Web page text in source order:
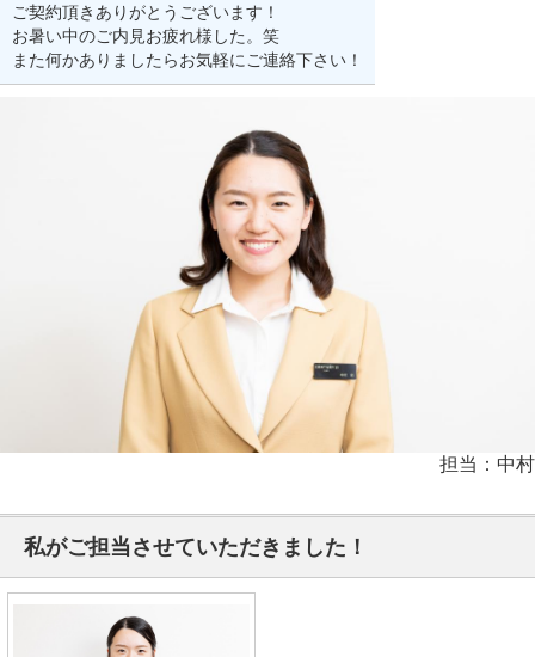
ご契約頂きありがとうございます！
お暑い中のご内見お疲れ様した。笑
また何かありましたらお気軽にご連絡下さい！
担当：中村
私がご担当させていただきました！